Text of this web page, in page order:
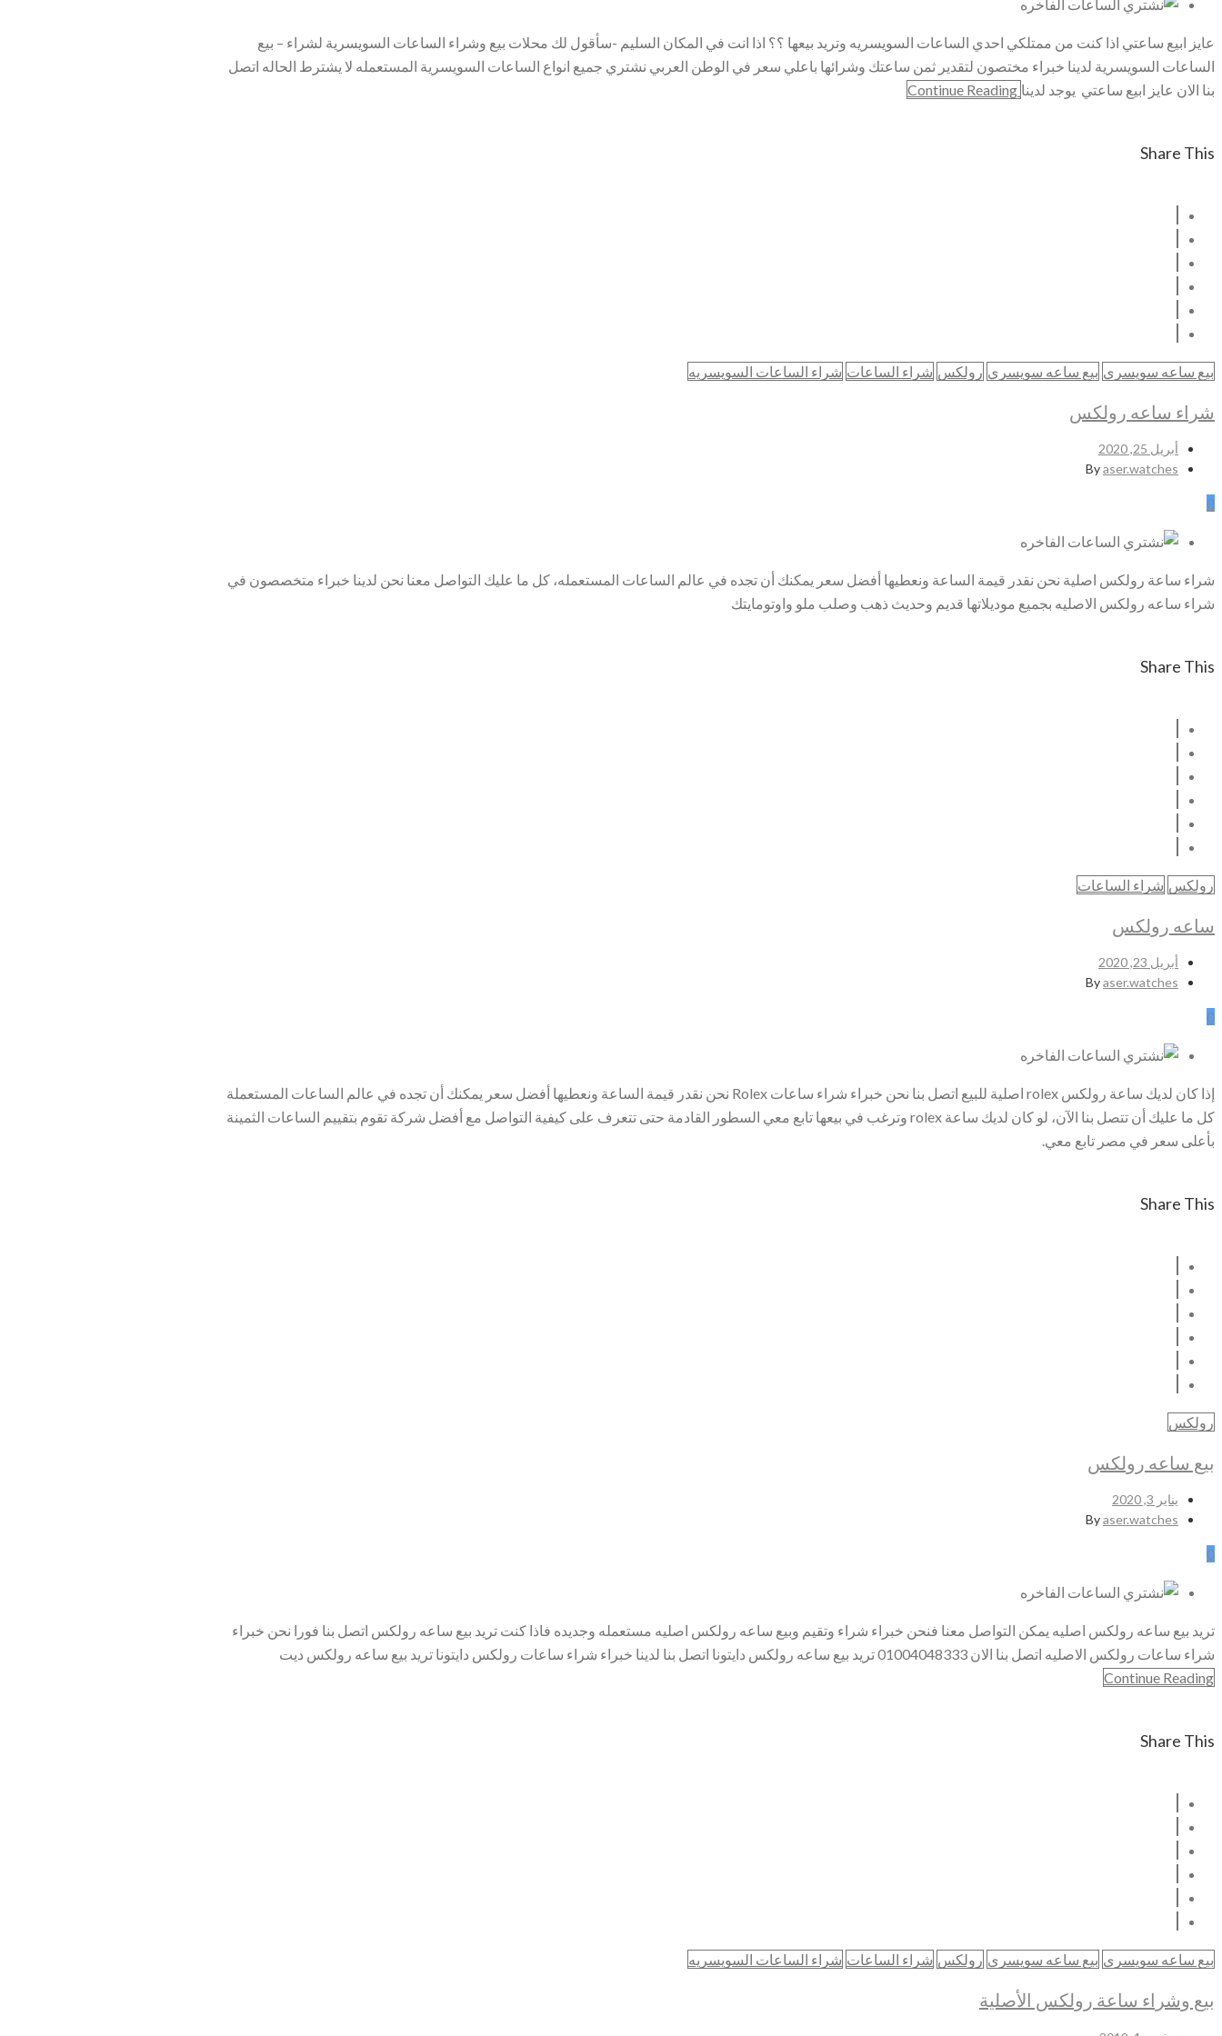
عايز ابيع ساعتي اذا كنت من ممتلكي احدي الساعات السويسريه وتريد بيعها ؟؟ اذا انت في المكان السليم -سأقول لك محلات بيع وشراء الساعات السويسرية لشراء – بيع
الساعات السويسرية لدينا خبراء مختصون لتقدير ثمن ساعتك وشرائها باعلي سعر في الوطن العربي نشتري جميع انواع الساعات السويسرية المستعمله لا يشترط الحاله اتصل
بنا الان عايز ابيع ساعتي يوجد لدينا
Share This
بيع ساعه سويسري بيع ساعه سويسري رولكس شراء الساعات شراء الساعات السويسريه
شراء ساعه رولكس
أبريل 25, 2020
Byaser.watches
0
شراء ساعة رولكس اصلية نحن نقدر قيمة الساعة ونعطيها أفضل سعر يمكنك أن تجده في عالم الساعات المستعمله، كل ما عليك التواصل معنا نحن لدينا خبراء متخصصون في
شراء ساعه رولكس الاصليه بجميع موديلاتها قديم وحديث ذهب وصلب ملو واوتومايتك
Share This
رولكس شراء الساعات
ساعه رولكس
أبريل 23, 2020
Byaser.watches
0
إذا كان لديك ساعة رولكس rolex اصلية للبيع اتصل بنا نحن خبراء شراء ساعات Rolex نحن نقدر قيمة الساعة ونعطيها أفضل سعر يمكنك أن تجده في عالم الساعات المستعملة
كل ما عليك أن تتصل بنا الآن، لو كان لديك ساعة rolex وترغب في بيعها تابع معي السطور القادمة حتى تتعرف على كيفية التواصل مع أفضل شركة تقوم بتقييم الساعات الثمينة
بأعلى سعر في مصر تابع معي.
Share This
رولكس
بيع ساعه رولكس
يناير 3, 2020
Byaser.watches
0
تريد بيع ساعه رولكس اصليه يمكن التواصل معنا فنحن خبراء شراء وتقيم وبيع ساعه رولكس اصليه مستعمله وجديده فاذا كنت تريد بيع ساعه رولكس اتصل بنا فورا نحن خبراء
شراء ساعات رولكس الاصليه اتصل بنا الان 01004048333 تريد بيع ساعه رولكس دايتونا اتصل بنا لدينا خبراء شراء ساعات رولكس دايتونا تريد بيع ساعه رولكس ديت
Continue Reading
Share This
بيع ساعه سويسري بيع ساعه سويسري رولكس شراء الساعات شراء الساعات السويسريه
بيع وشراء ساعة رولكس الأصلية